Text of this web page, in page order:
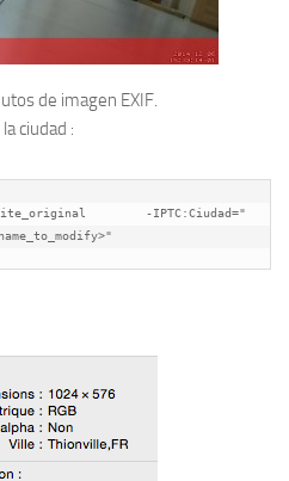
de imagen EXIF.
ciudad :
-IPTC:Ciudad="